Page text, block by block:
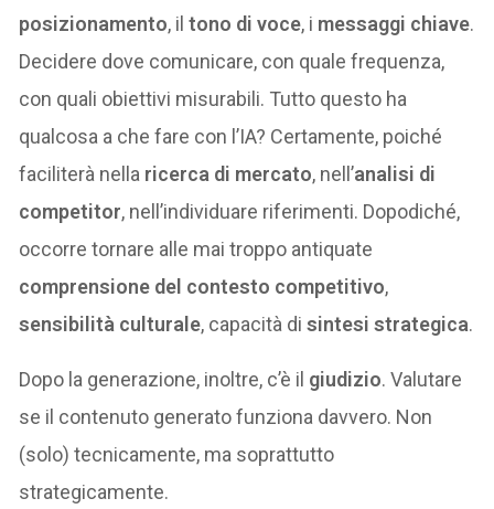
posizionamento, iltono di voce, i messaggi chiave.
Decidere dove comunicare, con quale frequenza,
con quali obiettivi misurabili. Tutto questo ha
qualcosa a che fare con l’IA? Certamente, poiché
faciliterà nella ricerca di mercato, nell’analisi di
competitor, nell’individuare riferimenti. Dopodiché,
occorre tornare alle mai troppo antiquate
comprensione del contesto competitivo,
sensibilità culturale, capacità disintesi strategica.
Dopo la generazione, inoltre, c’è il giudizio. Valutare
se il contenuto generato funziona davvero. Non
(solo) tecnicamente, ma soprattutto
strategicamente.